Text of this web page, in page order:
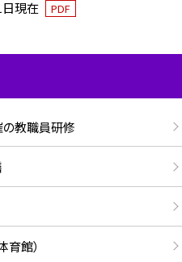
日現在 PDF
教職員研修
館）